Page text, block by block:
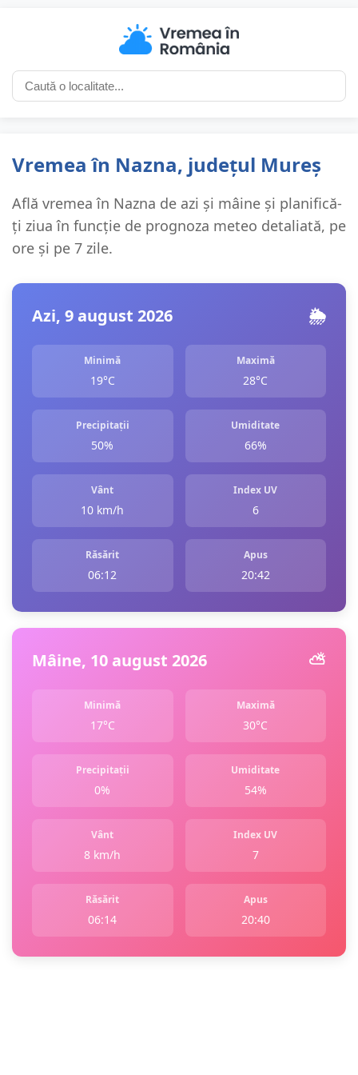
Vremea în Nazna, județul Mureș
Află vremea în Nazna de azi și mâine și planifică-
ți ziua în funcție de prognoza meteo detaliată, pe
ore și pe 7 zile.
Azi, 9 august 2026 🌦️
Minimă
19°C
Maximă
28°C
Precipitații
50%
Umiditate
66%
Vânt
10 km/h
Index UV
6
Răsărit
06:12
Apus
20:42
Mâine, 10 august 2026 ⛅️
Minimă
17°C
Maximă
30°C
Precipitații
0%
Umiditate
54%
Vânt
8 km/h
Index UV
7
Răsărit
06:14
Apus
20:40